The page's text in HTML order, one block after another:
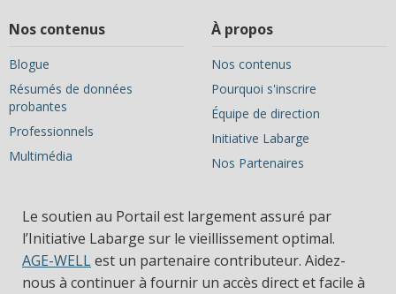
Nos contenus
Blogue
Résumés de données
probantes
Professionnels
Multimédia
À propos
Nos contenus
Pourquoi s'inscrire
Équipe de direction
Initiative Labarge
Nos Partenaires
Le soutien au Portail est largement assuré par
l’Initiative Labarge sur le vieillissement optimal.
AGE-WELLest un partenaire contributeur. Aidez-
nous à continuer à fournir un accès direct et facile à